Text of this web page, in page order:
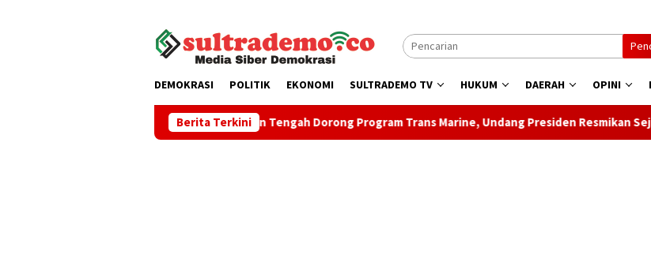
DEMOKRASI POLITIK EKONOMI SULTRADEMO TV HUKUM DAERAH OPINI
Berita Terkini
Bupati Buton Tengah Dorong Program Trans Marine, Undang Presiden Resmikan Sejumlah